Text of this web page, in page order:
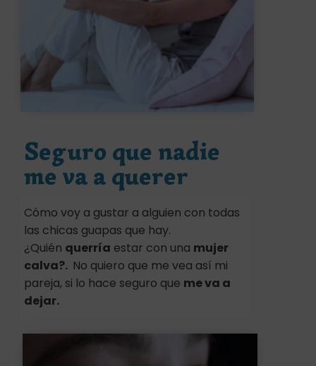
Seguro que nadie
me va a querer
Cómo voy a gustar a alguien con todas
las chicas guapas que hay.
¿Quién querría estar con una mujer
calva?. No quiero que me vea así mi
pareja, si lo hace seguro que me va a
dejar.